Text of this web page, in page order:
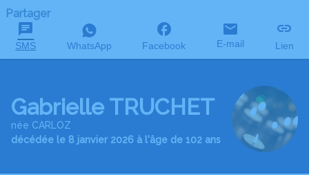
Partager
SMS WhatsApp Facebook E-mail Lien
Gabrielle TRUCHET
née CARLOZ
décédée le 8 janvier 2026 à l'âge de 102 ans